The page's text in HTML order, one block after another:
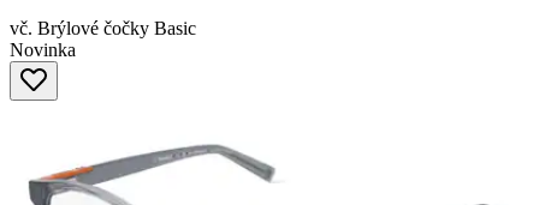
vč. Brýlové čočky Basic
Novinka